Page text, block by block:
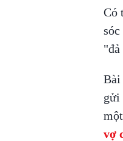
Có
Bài
gửi
vợ